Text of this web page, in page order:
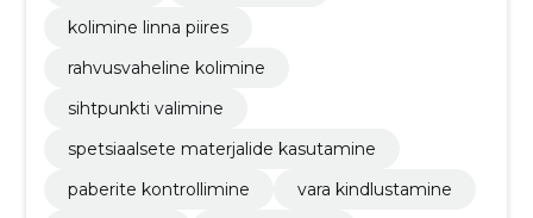
kolimine linna piires
rahvusvaheline kolimine
sihtpunkti valimine
spetsiaalsete materjalide kasutamine
paberite kontrollimine
vara kindlustamine